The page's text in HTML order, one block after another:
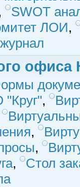
SWOT
ЛОИ,
офиса
,
,
,
,
Стол